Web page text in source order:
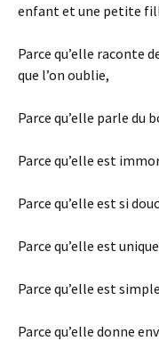
enfant et une petite
Parce qu’elle raconte
que l’on oublie,
Parce qu’elle parle du
Parce qu’elle est
Parce qu’elle est si
Parce qu’elle est
Parce qu’elle est
Parce qu’elle donne